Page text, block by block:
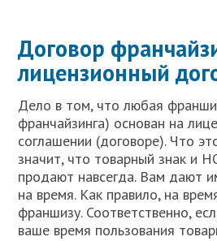
Договор
лицензионный
Дело в том, что любая
франчайзинга) основан на
соглашении (договоре). Что
значит, что товарный знак и
продают навсегда. Вам дают
на время. Как правило, на
франшизу. Соответственно,
ваше время пользования